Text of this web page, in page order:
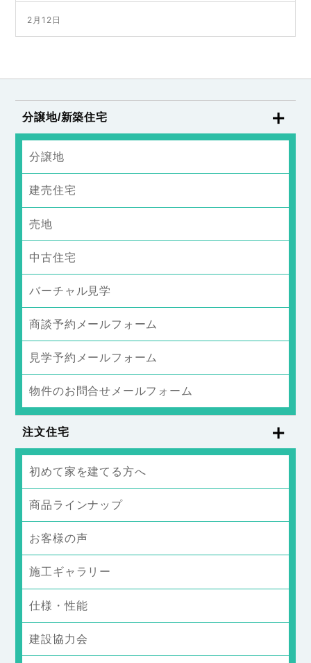
2月12日
分譲地/新築住宅
分譲地
建売住宅
売地
中古住宅
バーチャル見学
商談予約メールフォーム
見学予約メールフォーム
物件のお問合せメールフォーム
注文住宅
初めて家を建てる方へ
商品ラインナップ
お客様の声
施工ギャラリー
仕様・性能
建設協力会